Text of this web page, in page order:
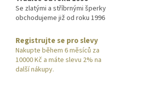
Se zlatými a stříbrnými šperky
obchodujeme již od roku 1996
Registrujte se pro slevy
Nakupte během 6 měsíců za
10000 Kč a máte slevu 2% na
další nákupy.